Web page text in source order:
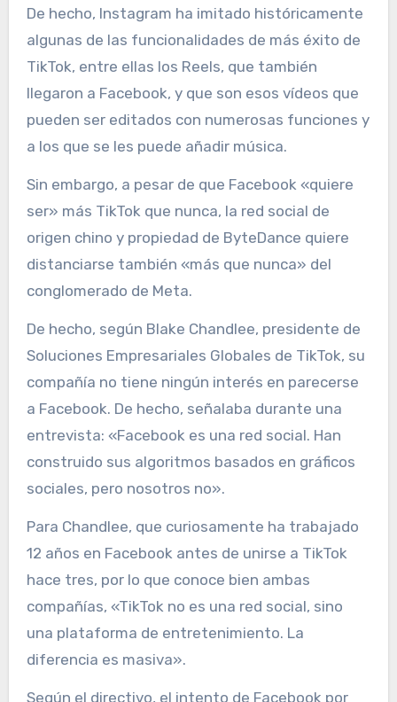
De hecho, Instagram ha imitado históricamente
algunas de las funcionalidades de más éxito de
TikTok, entre ellas los Reels, que también
llegaron a Facebook, y que son esos vídeos que
pueden ser editados con numerosas funciones y
a los que se les puede añadir música.
Sin embargo, a pesar de que Facebook «quiere
ser» más TikTok que nunca, la red social de
origen chino y propiedad de ByteDance quiere
distanciarse también «más que nunca» del
conglomerado de Meta.
De hecho, según Blake Chandlee, presidente de
Soluciones Empresariales Globales de TikTok, su
compañía no tiene ningún interés en parecerse
a Facebook. De hecho, señalaba durante una
entrevista: «Facebook es una red social. Han
construido sus algoritmos basados en gráficos
sociales, pero nosotros no».
Para Chandlee, que curiosamente ha trabajado
12 años en Facebook antes de unirse a TikTok
hace tres, por lo que conoce bien ambas
compañías, «TikTok no es una red social, sino
una plataforma de entretenimiento. La
diferencia es masiva».
Según el directivo, el intento de Facebook por